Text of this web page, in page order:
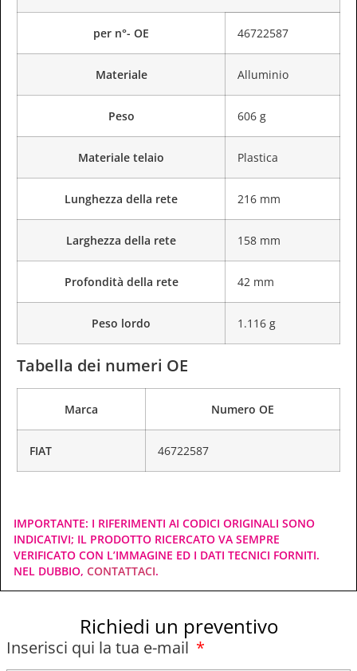
per n°- OE 46722587
Materiale Alluminio
Peso 606 g
Materiale telaio Plastica
Lunghezza della rete 216 mm
Larghezza della rete 158 mm
Profondità della rete 42 mm
Peso lordo 1.116 g
Tabella dei numeri OE
Marca Numero OE
FIAT 46722587
IMPORTANTE: I RIFERIMENTI AI CODICI ORIGINALI SONO
INDICATIVI; IL PRODOTTO RICERCATO VA SEMPRE
VERIFICATO CON L’IMMAGINE ED I DATI TECNICI FORNITI.
NEL DUBBIO, CONTATTACI.
Richiedi un preventivo
Inserisci qui la tua e-mail